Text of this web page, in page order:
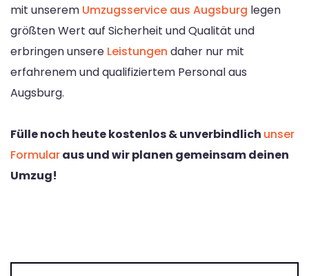
mit unserem Umzugsservice aus Augsburg legen
größten Wert auf Sicherheit und Qualität und
erbringen unsere Leistungen daher nur mit
erfahrenem und qualifiziertem Personal aus
Augsburg.
Fülle noch heute kostenlos & unverbindlich unser
Formularaus und wir planen gemeinsam deinen
Umzug!